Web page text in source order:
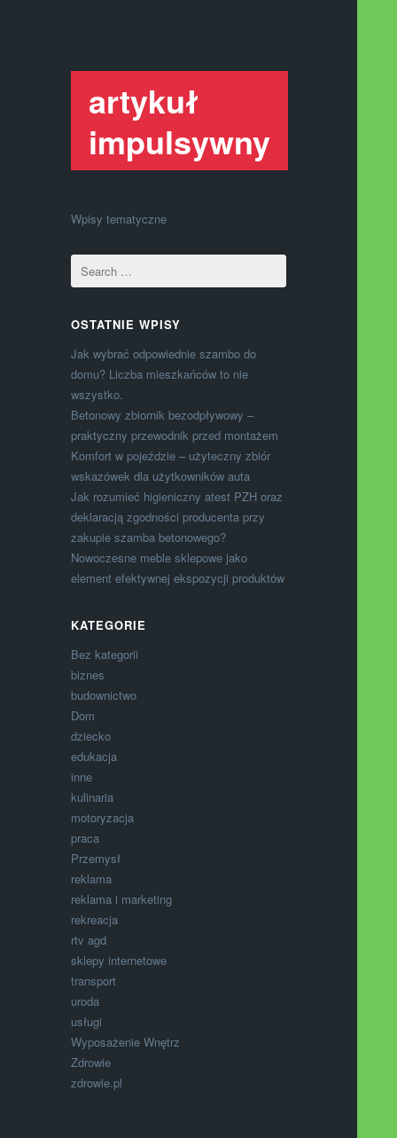
artykuł
impulsywny
Wpisy tematyczne
OSTATNIE WPISY
Jak wybrać odpowiednie szambo do
domu? Liczba mieszkańców to nie
wszystko.
Betonowy zbiornik bezodpływowy –
praktyczny przewodnik przed montażem
Komfort w pojeździe – użyteczny zbiór
wskazówek dla użytkowników auta
Jak rozumieć higieniczny atest PZH oraz
deklaracją zgodności producenta przy
zakupie szamba betonowego?
Nowoczesne meble sklepowe jako
element efektywnej ekspozycji produktów
KATEGORIE
Bez kategorii
biznes
budownictwo
Dom
dziecko
edukacja
inne
kulinaria
motoryzacja
praca
Przemysł
reklama
reklama i marketing
rekreacja
rtv agd
sklepy internetowe
transport
uroda
usługi
Wyposażenie Wnętrz
Zdrowie
zdrowie.pl